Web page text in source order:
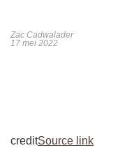
Zac Cadwalader
17 mei 2022
creditSource link